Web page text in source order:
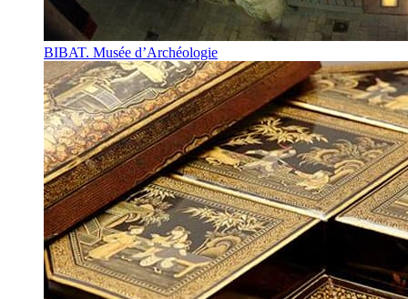
BIBAT. Musée d’Archéologie